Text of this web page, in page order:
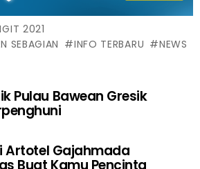
2021
SEBAGIAN
INFO TERBARU NEWS
Pulau Bawean Gresik
Artotel Gajahmada